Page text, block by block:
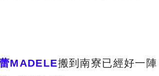
MADELE搬到南寮已經好一陣